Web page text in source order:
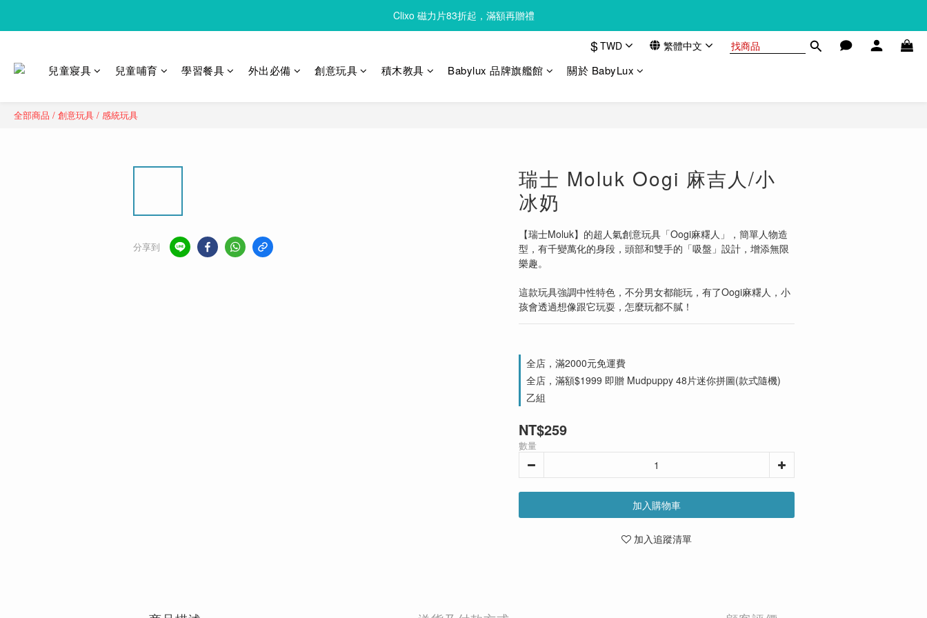
Clixo 磁力片83折起，滿額再贈禮
Queebi 酷比島 安撫巾 奶嘴玩偶 全新上市 首購 85折!!
$TWD 繁體中文
兒童寢具 兒童哺育 學習餐具 外出必備 創意玩具 積木教具 Babylux 品牌旗艦館 關於 BabyLux
全部商品 / 創意玩具 / 感統玩具
分享到
瑞士 Moluk Oogi 麻吉人/小
冰奶
【瑞士Moluk】的超人氣創意玩具「Oogi麻糬人」，簡單人物造
型，有千變萬化的身段，頭部和雙手的「吸盤」設計，增添無限
樂趣。
這款玩具強調中性特色，不分男女都能玩，有了Oogi麻糬人，小
孩會透過想像跟它玩耍，怎麼玩都不膩！
全店，滿2000元免運費
全店，滿額$1999 即贈 Mudpuppy 48片迷你拼圖(款式隨機)
乙組
NT$259
數量
加入購物車
加入追蹤清單